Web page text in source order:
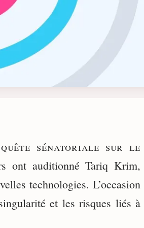
sénatoriale sur le
ont auditionné Tariq Krim,
technologies. L’occasion
et les risques liés à